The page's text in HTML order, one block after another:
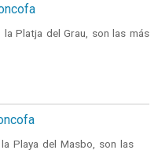
Platja del Grau, son las más
Playa del Masbo, son las